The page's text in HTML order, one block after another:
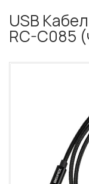
USB
RC-C085